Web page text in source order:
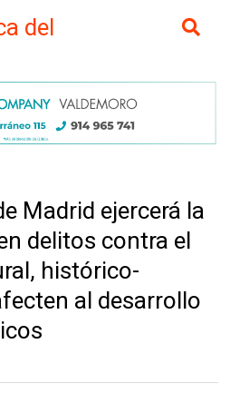
del
Madrid ejercerá la
delitos contra el
histórico-
al desarrollo